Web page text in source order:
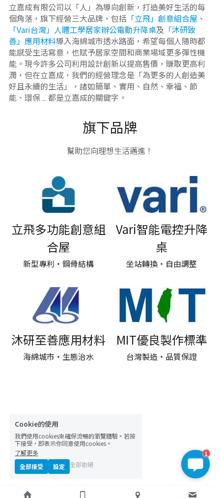
立嘉成有限公司以「人」為導向創新，打造美好生活的每
個角落，旗下經營三大品牌，包括「立飛」創意組合屋 、
「Vari台灣」人體工學居家辦公電動升降桌及 「沐研致
善」應用材料導入海綿城市透水路面，希望每個人隨時都
能感受生活寫意，也賦予居家空間和商業場域更多彈性機
能。現今許多公司利用設計創新以提高售價，賺取更高利
潤，但在立嘉成，我們的經營理念是「為更多的人創造美
好且永續的生活」，諸如簡單、實用、自然、幸福、節
能、環保﹍都是立嘉成的關鍵字。
旗下品牌
幫助您向理想生活邁進！
立飛多功能創意組
合屋
新型專利‧鋼骨結構
Vari智能電控升降
桌
坐站轉換‧自由調整
沐研至善應用材料
海綿城市‧生態治水
MIT優良製作標準
台灣製造‧品質保證
Cookie的使用
我們使用cookies來確保流暢的瀏覽體驗。若按
下接受，即表示你同意使用cookies。
了解更多
全部接受
設定 全部拒絕
1